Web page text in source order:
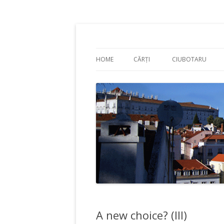
HOME CĂRȚI CIUBOTARU
A new choice? (III)